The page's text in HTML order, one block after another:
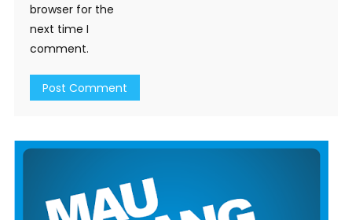
browser for the
next time I
comment.